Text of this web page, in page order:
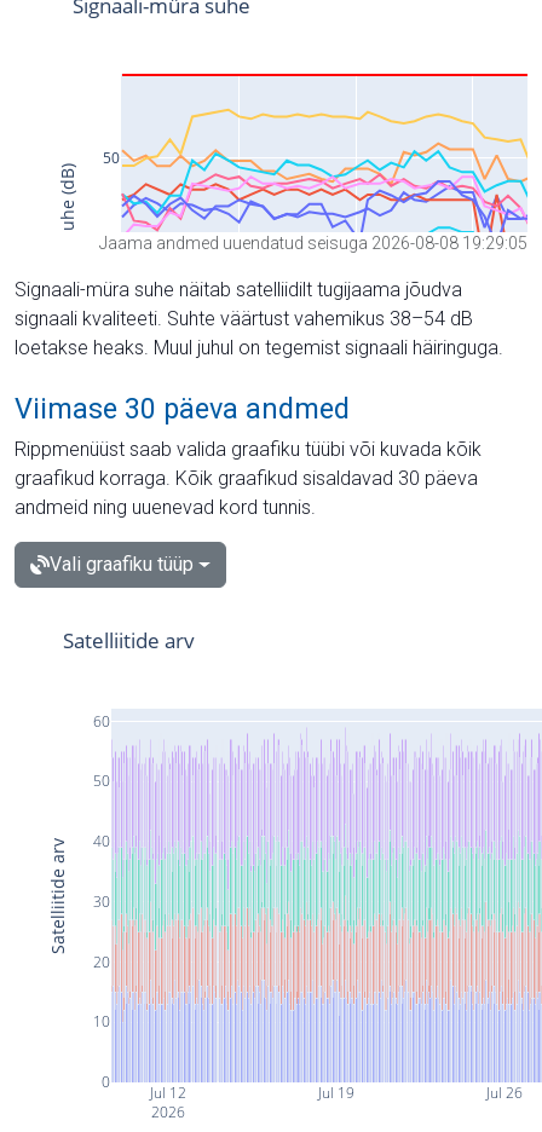
Jaama andmed uuendatud seisuga 2026-08-08 19:29:05
Signaali-müra suhe näitab satelliidilt tugijaama jõudva
signaali kvaliteeti. Suhte väärtust vahemikus 38–54 dB
loetakse heaks. Muul juhul on tegemist signaali häiringuga.
Viimase 30 päeva andmed
Rippmenüüst saab valida graafiku tüübi või kuvada kõik
graafikud korraga. Kõik graafikud sisaldavad 30 päeva
andmeid ning uuenevad kord tunnis.
Vali graafiku tüüp
Jul 12
2026
Jul 19 Jul 26
0
10
20
30
40
50
60
Satelliitide arv
Satelliitide arv